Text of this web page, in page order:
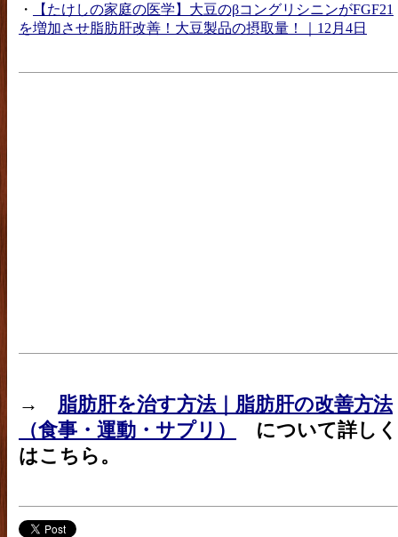
・
【たけしの家庭の医学】大豆のβコングリシニンがFGF21
を増加させ脂肪肝改善！大豆製品の摂取量！｜12月4日
→ 脂肪肝を治す方法｜脂肪肝の改善方法
（食事・運動・サプリ）
について詳しく
はこちら。